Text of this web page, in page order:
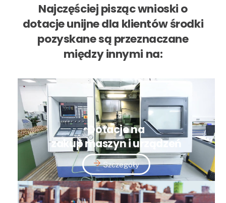
Najczęściej pisząc wnioski o
dotacje unijne dla klientów środki
pozyskane są przeznaczane
między innymi na:
Dotacje na
zakup maszyn i urządzeń
Szczegóły